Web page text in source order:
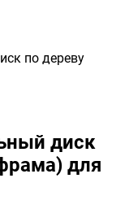
по дереву
диск
для